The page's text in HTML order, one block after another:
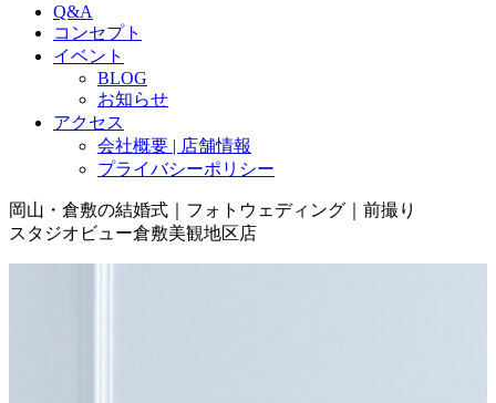
Q&A
コンセプト
イベント
BLOG
お知らせ
アクセス
会社概要 | 店舗情報
プライバシーポリシー
岡山・倉敷の結婚式｜フォトウェディング｜前撮り
スタジオビュー倉敷美観地区店